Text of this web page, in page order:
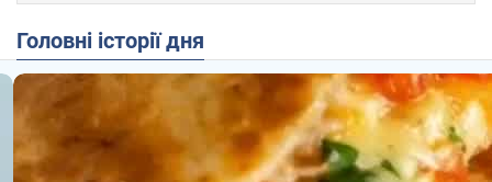
Головні історії дня